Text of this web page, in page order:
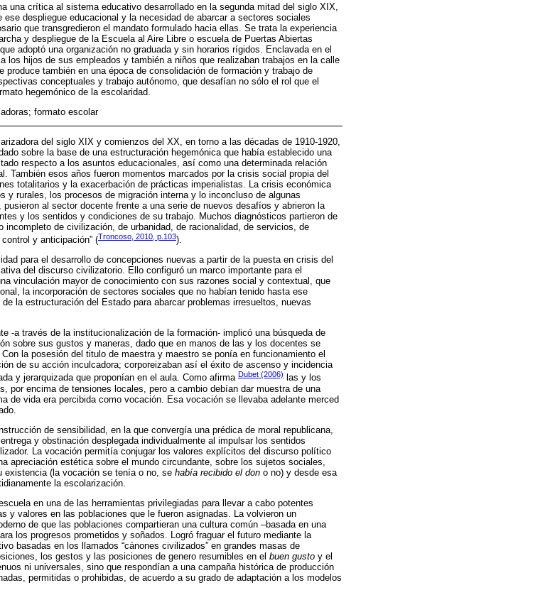
una crítica al sistema educativo desarrollado en la segunda mitad del siglo XIX,
despliegue educacional y la necesidad de abarcar a sectores sociales
que transgredieron el mandato formulado hacia ellas. Se trata la experiencia
y despliegue de la Escuela al Aire Libre o escuela de Puertas Abiertas
adoptó una organización no graduada y sin horarios rígidos. Enclavada en el
los hijos de sus empleados y también a niños que realizaban trabajos en la calle
también en una época de consolidación de formación y trabajo de
conceptuales y trabajo autónomo, que desafían no sólo el rol que el
hegemónico de la escolaridad.
formato escolar
del siglo XIX y comienzos del XX, en torno a las décadas de 1910-1920,
sobre la base de una estructuración hegemónica que había establecido una
respecto a los asuntos educacionales, así como una determinada relación
También esos años fueron momentos marcados por la crisis social propia del
totalitarios y la exacerbación de prácticas imperialistas. La crisis económica
y rurales, los procesos de migración interna y lo inconcluso de algunas
al sector docente frente a una serie de nuevos desafíos y abrieron la
y los sentidos y condiciones de su trabajo. Muchos diagnósticos partieron de
incompleto de civilización, de urbanidad, de racionalidad, de servicios, de
y anticipación” (Troncoso, 2010, p.103).
para el desarrollo de concepciones nuevas a partir de la puesta en crisis del
del discurso civilizatorio. Ello configuró un marco importante para el
vinculación mayor de conocimiento con sus razones social y contextual, que
la incorporación de sectores sociales que no habían tenido hasta ese
la estructuración del Estado para abarcar problemas irresueltos, nuevas
-a través de la institucionalización de la formación- implicó una búsqueda de
sobre sus gustos y maneras, dado que en manos de las y los docentes se
la posesión del titulo de maestra y maestro se ponía en funcionamiento el
de su acción inculcadora; corporeizaban así el éxito de ascenso y incidencia
y jerarquizada que proponían en el aula. Como afirma Dubet (2006)
las y los
por encima de tensiones locales, pero a cambio debían dar muestra de una
de vida era percibida como vocación. Esa vocación se llevaba adelante merced
de sensibilidad, en la que convergía una prédica de moral republicana,
y obstinación desplegada individualmente al impulsar los sentidos
La vocación permitía conjugar los valores explícitos del discurso político
apreciación estética sobre el mundo circundante, sobre los sujetos sociales,
existencia (la vocación se tenía o no, se había recibido el don o no) y desde esa
la escolarización.
en una de las herramientas privilegiadas para llevar a cabo potentes
y valores en las poblaciones que le fueron asignadas. La volvieron un
de que las poblaciones compartieran una cultura común –basada en una
los progresos prometidos y soñados. Logró fraguar el futuro mediante la
basadas en los llamados “cánones civilizados” en grandes masas de
los gestos y las posiciones de genero resumibles en el buen gusto y el
ni universales, sino que respondían a una campaña histórica de producción
permitidas o prohibidas, de acuerdo a su grado de adaptación a los modelos